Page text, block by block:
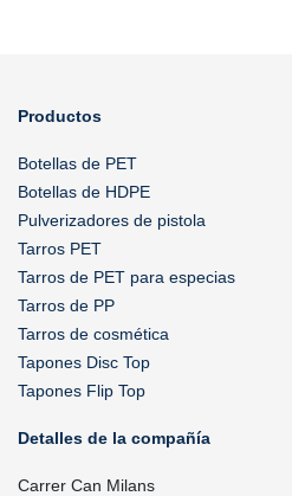
Productos
Botellas de PET
Botellas de HDPE
Pulverizadores de pistola
Tarros PET
Tarros de PET para especias
Tarros de PP
Tarros de cosmética
Tapones Disc Top
Tapones Flip Top
Detalles de la compañía
Carrer Can Milans